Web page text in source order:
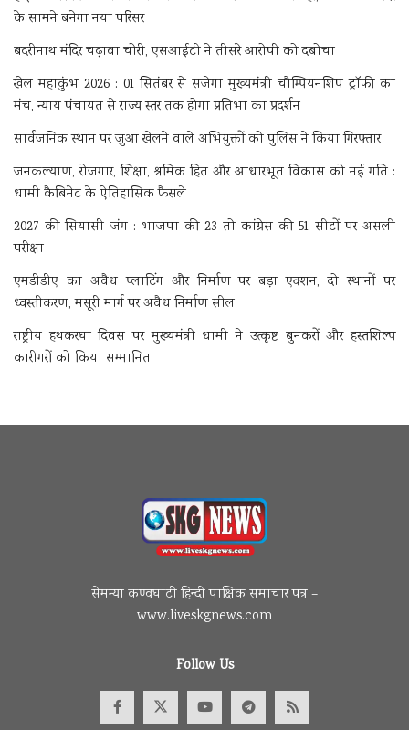
के सामने बनेगा नया परिसर
बदरीनाथ मंदिर चढ़ावा चोरी, एसआईटी ने तीसरे आरोपी को दबोचा
खेल महाकुंभ 2026 : 01 सितंबर से सजेगा मुख्यमंत्री चौम्पियनशिप ट्रॉफी का
मंच, न्याय पंचायत से राज्य स्तर तक होगा प्रतिभा का प्रदर्शन
सार्वजनिक स्थान पर जुआ खेलने वाले अभियुक्तों को पुलिस ने किया गिरफ्तार
जनकल्याण, रोजगार, शिक्षा, श्रमिक हित और आधारभूत विकास को नई गति :
धामी कैबिनेट के ऐतिहासिक फैसले
2027 की सियासी जंग : भाजपा की 23 तो कांग्रेस की 51 सीटों पर असली
परीक्षा
एमडीडीए का अवैध प्लाटिंग और निर्माण पर बड़ा एक्शन, दो स्थानों पर
ध्वस्तीकरण, मसूरी मार्ग पर अवैध निर्माण सील
राष्ट्रीय हथकरघा दिवस पर मुख्यमंत्री धामी ने उत्कृष्ट बुनकरों और हस्तशिल्प
कारीगरों को किया सम्मानित
सेमन्या कण्वघाटी हिन्दी पाक्षिक समाचार पत्र –
www.liveskgnews.com
Follow Us